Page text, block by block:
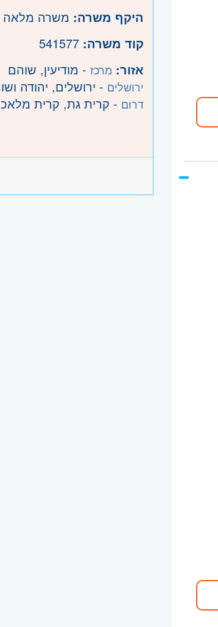
היקף משרה: משרה מלאה
קוד משרה:
אזור: מרכז - מודיעין, שוהם
ירושלים - ירושלים, יהודה
דרום - קרית גת, קרית